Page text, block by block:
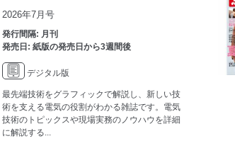
2026年7月号
発行間隔: 月刊
発売日: 紙版の発売日から3週間後
デジタル版
最先端技術をグラフィックで解説し、新しい技
術を支える電気の役割がわかる雑誌です。電気
技術のトピックスや現場実務のノウハウを詳細
に解説する...